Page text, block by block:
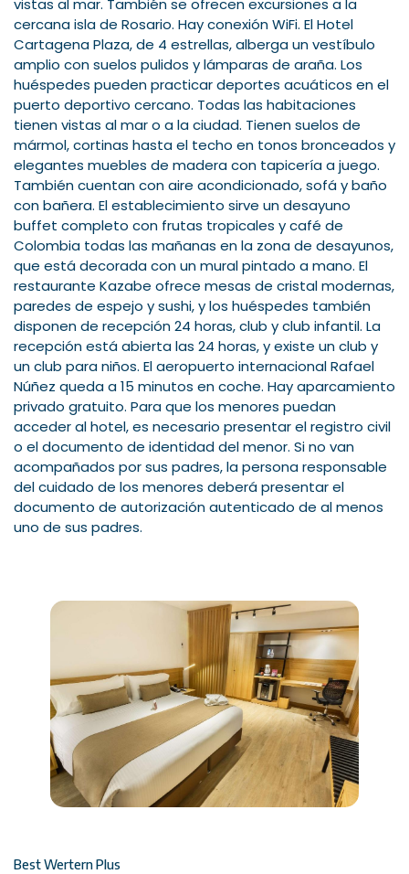
vistas al mar. También se ofrecen excursiones a la
cercana isla de Rosario. Hay conexión WiFi. El Hotel
Cartagena Plaza, de 4 estrellas, alberga un vestíbulo
amplio con suelos pulidos y lámparas de araña. Los
huéspedes pueden practicar deportes acuáticos en el
puerto deportivo cercano. Todas las habitaciones
tienen vistas al mar o a la ciudad. Tienen suelos de
mármol, cortinas hasta el techo en tonos bronceados y
elegantes muebles de madera con tapicería a juego.
También cuentan con aire acondicionado, sofá y baño
con bañera. El establecimiento sirve un desayuno
buffet completo con frutas tropicales y café de
Colombia todas las mañanas en la zona de desayunos,
que está decorada con un mural pintado a mano. El
restaurante Kazabe ofrece mesas de cristal modernas,
paredes de espejo y sushi, y los huéspedes también
disponen de recepción 24 horas, club y club infantil. La
recepción está abierta las 24 horas, y existe un club y
un club para niños. El aeropuerto internacional Rafael
Núñez queda a 15 minutos en coche. Hay aparcamiento
privado gratuito. Para que los menores puedan
acceder al hotel, es necesario presentar el registro civil
o el documento de identidad del menor. Si no van
acompañados por sus padres, la persona responsable
del cuidado de los menores deberá presentar el
documento de autorización autenticado de al menos
uno de sus padres.
Best Wertern Plus